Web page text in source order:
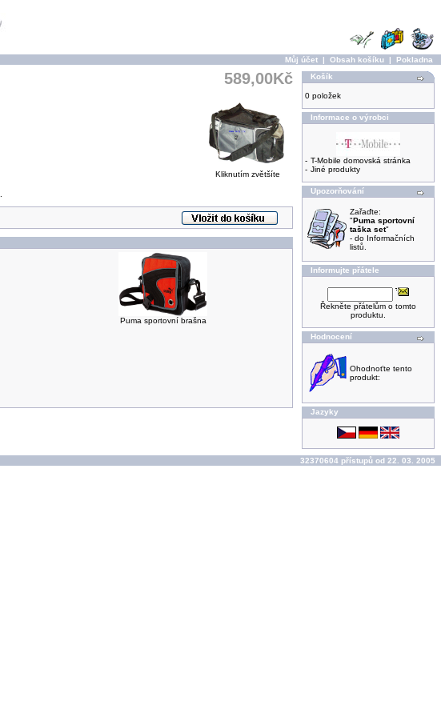
Můj účet | Obsah košíku | Pokladna
589,00Kč
Kliknutím zvětšíte
Puma sportovní brašna
Košík
0 položek
Informace o výrobci
- T-Mobile domovská stránka
- Jiné produkty
Upozorňování
Zařaďte:
"Puma sportovní
taška set"
- do Informačních
listů.
Informujte přátele
Řekněte přátelům o tomto
produktu.
Hodnocení
Ohodnoťte tento
produkt:
Jazyky
32370604 přístupů od 22. 03. 2005